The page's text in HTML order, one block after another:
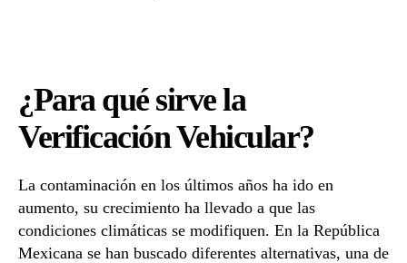
¿Para qué sirve la
Verificación Vehicular?
La contaminación en los últimos años ha ido en
aumento, su crecimiento ha llevado a que las
condiciones climáticas se modifiquen. En la República
Mexicana se han buscado diferentes alternativas, una de